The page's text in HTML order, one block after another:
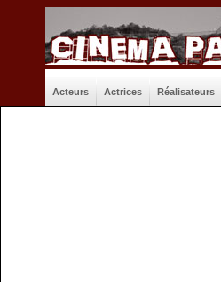
Acteurs Actrices Réalisateurs